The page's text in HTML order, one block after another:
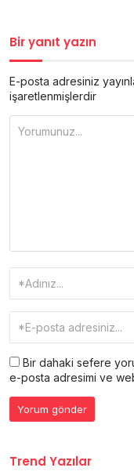
Bir yanıt yazın
E-posta adresiniz
işaretlenmişlerdir
Bir dahaki sefere
e-posta adresimi ve
Trend Yazılar